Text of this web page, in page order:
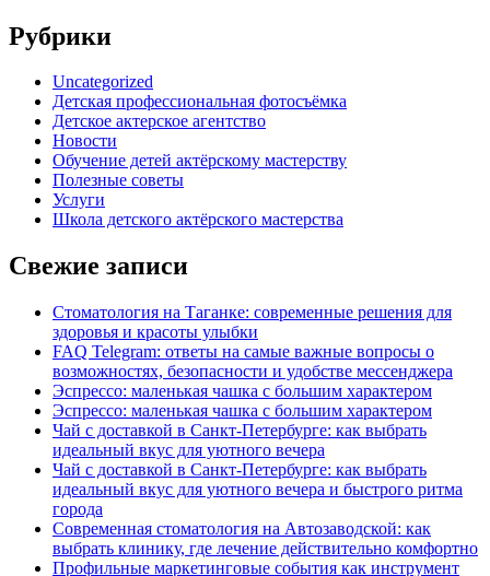
Рубрики
Uncategorized
Детская профессиональная фотосъёмка
Детское актерское агентство
Новости
Обучение детей актёрскому мастерству
Полезные советы
Услуги
Школа детского актёрского мастерства
Свежие записи
Стоматология на Таганке: современные решения для
здоровья и красоты улыбки
FAQ Telegram: ответы на самые важные вопросы о
возможностях, безопасности и удобстве мессенджера
Эспрессо: маленькая чашка с большим характером
Эспрессо: маленькая чашка с большим характером
Чай с доставкой в Санкт-Петербурге: как выбрать
идеальный вкус для уютного вечера
Чай с доставкой в Санкт-Петербурге: как выбрать
идеальный вкус для уютного вечера и быстрого ритма
города
Современная стоматология на Автозаводской: как
выбрать клинику, где лечение действительно комфортно
Профильные маркетинговые события как инструмент